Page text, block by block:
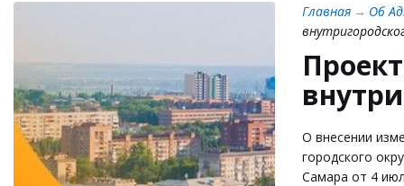
Главная → Об
О внесении
городского
Самара от 4